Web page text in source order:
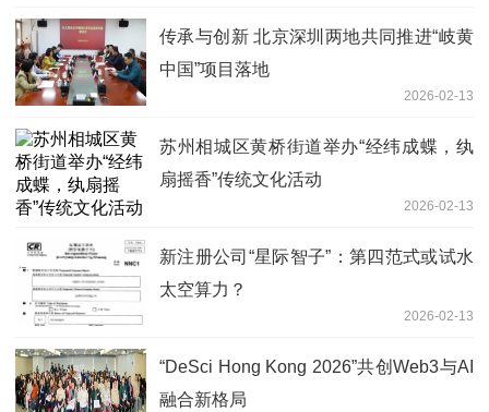
传承与创新 北京深圳两地共同推进“岐黄
中国”项目落地
2026-02-13
苏州相城区黄桥街道举办“经纬成蝶，纨
扇摇香”传统文化活动
2026-02-13
新注册公司“星际智子”：第四范式或试水
太空算力？
2026-02-13
“DeSci Hong Kong 2026”共创Web3与AI
融合新格局